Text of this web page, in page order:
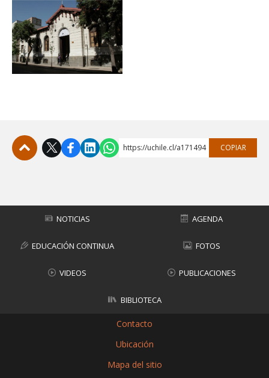
https://uchile.cl/a171494 COPIAR
NOTICIAS AGENDA
EDUCACIÓN CONTINUA FOTOS
VIDEOS PUBLICACIONES
BIBLIOTECA
Contacto
Ubicación
Mapa del sitio